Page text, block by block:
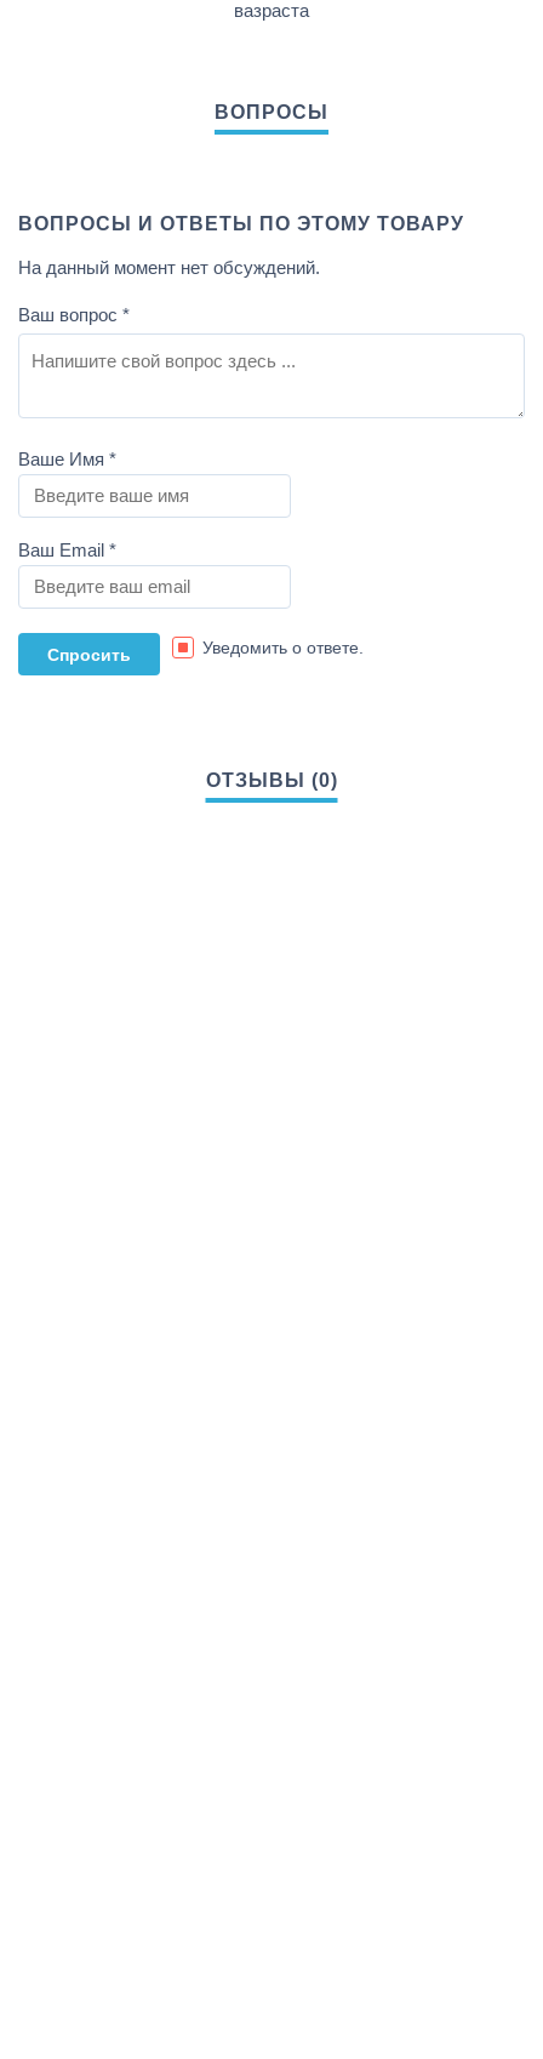
вазраста
ВОПРОСЫ И ОТВЕТЫ ПО ЭТОМУ ТОВАРУ
На данный момент нет обсуждений.
Ваш вопрос *
Ваше Имя *
Ваш Email *
Уведомить о ответе.